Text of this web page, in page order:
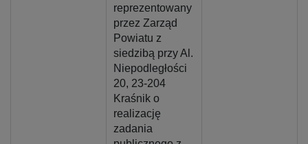
reprezentowany
przez Zarząd
Powiatu z
siedzibą przy Al.
Niepodległości
20, 23-204
Kraśnik o
realizację
zadania